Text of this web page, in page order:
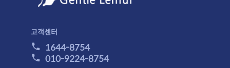
고객센터
1644-8754
010-9224-8754